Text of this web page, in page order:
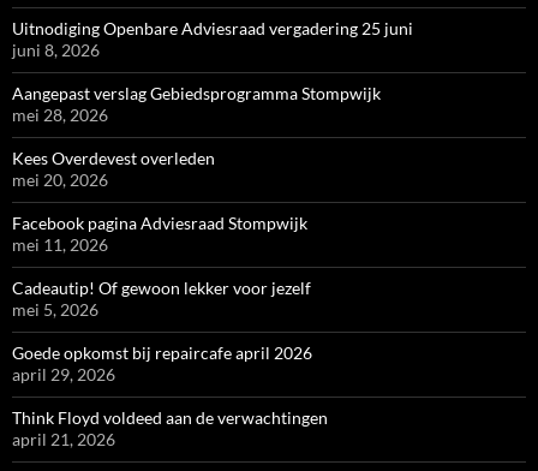
Uitnodiging Openbare Adviesraad vergadering 25 juni
juni 8, 2026
Aangepast verslag Gebiedsprogramma Stompwijk
mei 28, 2026
Kees Overdevest overleden
mei 20, 2026
Facebook pagina Adviesraad Stompwijk
mei 11, 2026
Cadeautip! Of gewoon lekker voor jezelf
mei 5, 2026
Goede opkomst bij repaircafe april 2026
april 29, 2026
Think Floyd voldeed aan de verwachtingen
april 21, 2026